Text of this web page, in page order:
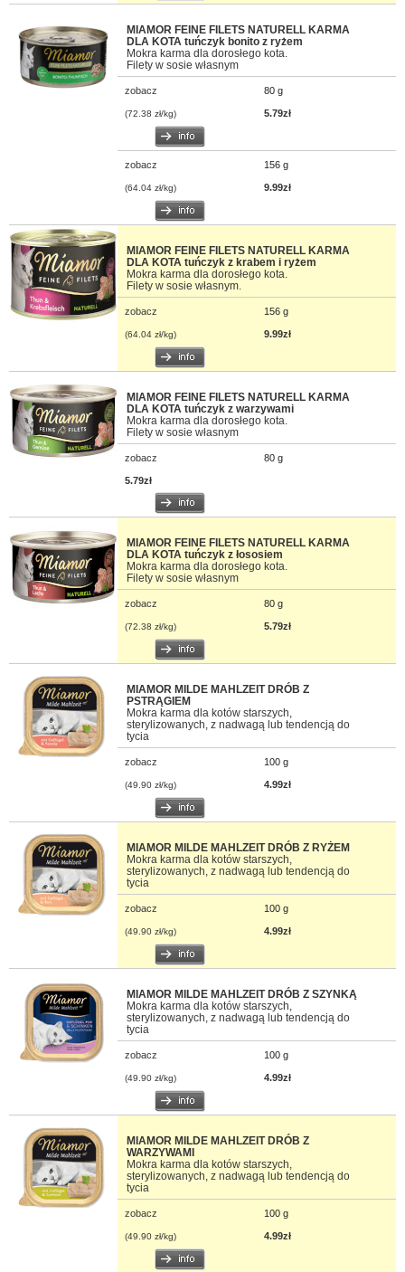
MIAMOR FEINE FILETS NATURELL KARMA
DLA KOTA tuńczyk bonito z ryżem
Mokra karma dla dorosłego kota.
Filety w sosie własnym
zobacz 80 g
(72.38 zł/kg) 5.79zł
zobacz 156 g
(64.04 zł/kg) 9.99zł
MIAMOR FEINE FILETS NATURELL KARMA
DLA KOTA tuńczyk z krabem i ryżem
Mokra karma dla dorosłego kota.
Filety w sosie własnym.
zobacz 156 g
(64.04 zł/kg) 9.99zł
MIAMOR FEINE FILETS NATURELL KARMA
DLA KOTA tuńczyk z warzywami
Mokra karma dla dorosłego kota.
Filety w sosie własnym
zobacz 80 g
5.79zł
MIAMOR FEINE FILETS NATURELL KARMA
DLA KOTA tuńczyk z łososiem
Mokra karma dla dorosłego kota.
Filety w sosie własnym
zobacz 80 g
(72.38 zł/kg) 5.79zł
MIAMOR MILDE MAHLZEIT DRÓB Z
PSTRĄGIEM
Mokra karma dla kotów starszych,
sterylizowanych, z nadwagą lub tendencją do
tycia
zobacz 100 g
(49.90 zł/kg) 4.99zł
MIAMOR MILDE MAHLZEIT DRÓB Z RYŻEM
Mokra karma dla kotów starszych,
sterylizowanych, z nadwagą lub tendencją do
tycia
zobacz 100 g
(49.90 zł/kg) 4.99zł
MIAMOR MILDE MAHLZEIT DRÓB Z SZYNKĄ
Mokra karma dla kotów starszych,
sterylizowanych, z nadwagą lub tendencją do
tycia
zobacz 100 g
(49.90 zł/kg) 4.99zł
MIAMOR MILDE MAHLZEIT DRÓB Z
WARZYWAMI
Mokra karma dla kotów starszych,
sterylizowanych, z nadwagą lub tendencją do
tycia
zobacz 100 g
(49.90 zł/kg) 4.99zł